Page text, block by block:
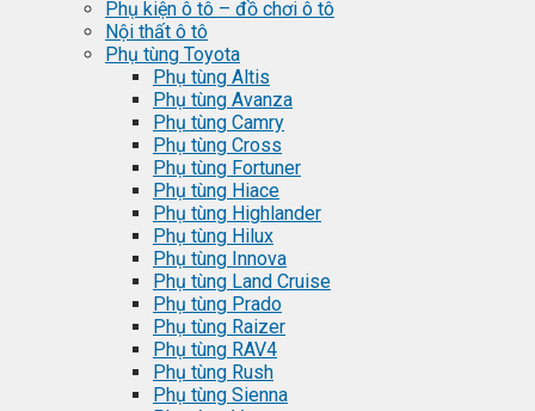
Phụ kiện ô tô – đồ chơi ô tô
Nội thất ô tô
Phụ tùng Toyota
Phụ tùng Altis
Phụ tùng Avanza
Phụ tùng Camry
Phụ tùng Cross
Phụ tùng Fortuner
Phụ tùng Hiace
Phụ tùng Highlander
Phụ tùng Hilux
Phụ tùng Innova
Phụ tùng Land Cruise
Phụ tùng Prado
Phụ tùng Raizer
Phụ tùng RAV4
Phụ tùng Rush
Phụ tùng Sienna